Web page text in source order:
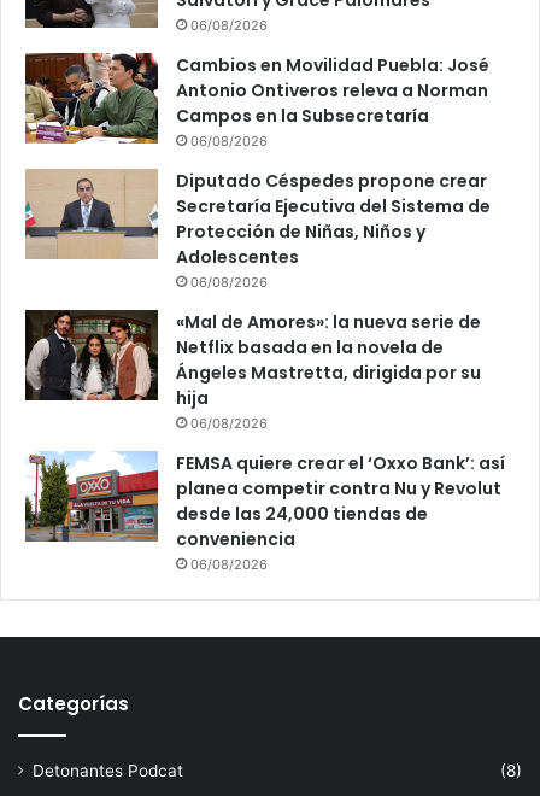
06/08/2026
Cambios en Movilidad Puebla: José
Antonio Ontiveros releva a Norman
Campos en la Subsecretaría
06/08/2026
Diputado Céspedes propone crear
Secretaría Ejecutiva del Sistema de
Protección de Niñas, Niños y
Adolescentes
06/08/2026
«Mal de Amores»: la nueva serie de
Netflix basada en la novela de
Ángeles Mastretta, dirigida por su
hija
06/08/2026
FEMSA quiere crear el ‘Oxxo Bank’: así
planea competir contra Nu y Revolut
desde las 24,000 tiendas de
conveniencia
06/08/2026
Categorías
Detonantes Podcat
(8)